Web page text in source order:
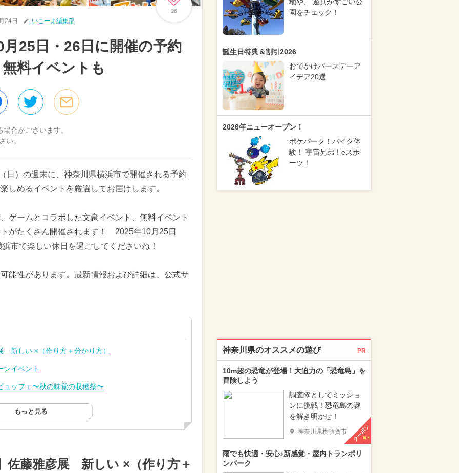
16
24日 いこーよ編集部
月25日・26日に開催の予約
料イベントも
合がございます。
い。
日）の週末に、神奈川県横浜市で開催される予約
しめるイベントを厳選してお届けします。
ゲームとコラボした文豪イベント、無料イベント
がたくさん開催されます！ 2025年10月25日
市で楽しい休日を過ごしてくださいね！
能性があります。最新情報および詳細は、公式サ
新しい ×（作り方＋分かり方）
ンイベント
ュッフェ〜秋の味覚の収穫祭〜
もっと見る
佐藤雅彦展 新しい ×（作り方＋
園をチェック！
誕生日特典＆割引2026
おでかけバースデーア
イデア20選
2026年ニューオープン！
ポケパーク！バイク体
験！ 宇宙兄弟！eスポ
ーツ！
神奈川県のオススメの遊び PR
10m超の恐竜が登場！大迫力の「恐竜島」を
冒険しよう
調査隊としてミッショ
ンに挑戦！恐竜島の謎
を解き明かせ！
神奈川県横須賀市 クーポン
雨でも快適・安心♪新感覚・屋内トランポリ
ンパーク